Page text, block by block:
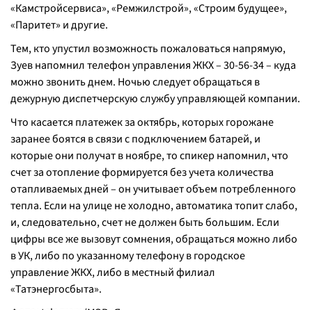
«Камстройсервиса», «Ремжилстрой», «Строим будущее»,
«Паритет» и другие.
Тем, кто упустил возможность пожаловаться напрямую,
Зуев напомнил телефон управления ЖКХ – 30-56-34 – куда
можно звонить днем. Ночью следует обращаться в
дежурную диспетчерскую службу управляющей компании.
Что касается платежек за октябрь, которых горожане
заранее боятся в связи с подключением батарей, и
которые они получат в ноябре, то спикер напомнил, что
счет за отопление формируется без учета количества
отапливаемых дней – он учитывает объем потребленного
тепла. Если на улице не холодно, автоматика топит слабо,
и, следовательно, счет не должен быть большим. Если
цифры все же вызовут сомнения, обращаться можно либо
в УК, либо по указанному телефону в городское
управление ЖКХ, либо в местный филиал
«Татэнергосбыта».